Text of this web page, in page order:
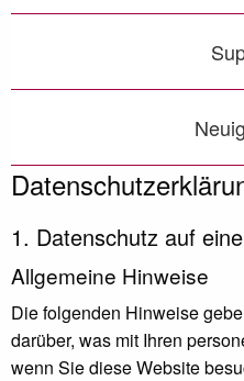
1. Datenschutz auf
Allgemeine Hinweise
Die folgenden Hinweise
darüber, was mit Ihren
wenn Sie diese Website